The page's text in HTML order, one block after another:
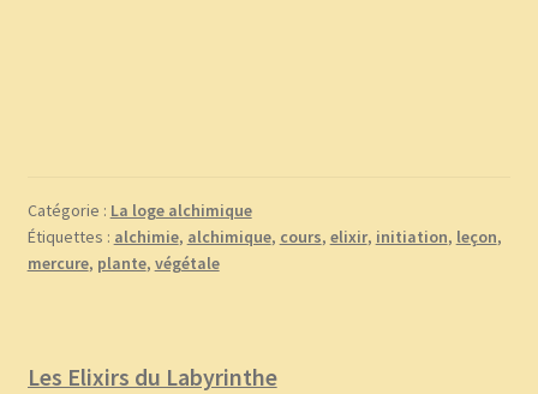
Catégorie : La loge alchimique
Étiquettes : alchimie, alchimique, cours, elixir, initiation, leçon,
mercure, plante, végétale
Les Elixirs du Labyrinthe